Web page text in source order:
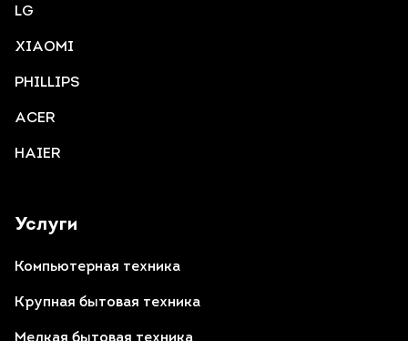
Услуги
Компьютерная техника
Крупная бытовая техника
LG
XIAOMI
PHILLIPS
ACER
HAIER